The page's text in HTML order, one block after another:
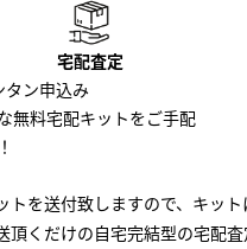
宅配査定
タン申込み
無料宅配キットをご手配
トを送付致しますので、キット
頂くだけの自宅完結型の宅配